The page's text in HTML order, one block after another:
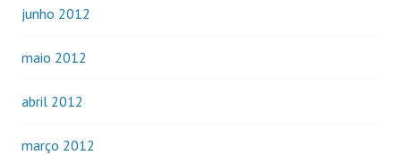
junho 2012
maio 2012
abril 2012
março 2012